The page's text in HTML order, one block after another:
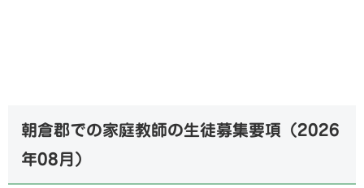
朝倉郡での家庭教師の生徒募集要項（2026
年08月 ）